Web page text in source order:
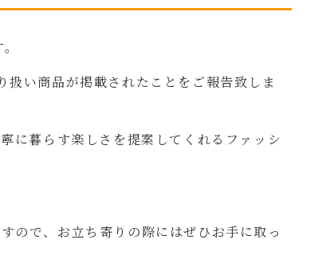
い商品が掲載されたことをご報告致しま
に暮らす楽しさを提案してくれるファッシ
ので、お立ち寄りの際にはぜひお手に取っ